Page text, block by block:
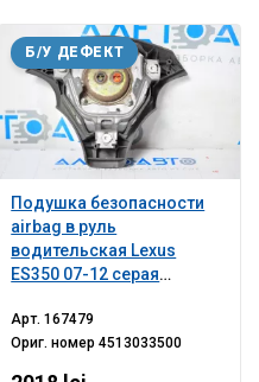
Подушка безопасности
airbag в руль
водительская Lexus
ES350 07-12 серая
пиропатрон
Б/У ДЕФЕКТ
Арт.167479
Ориг. номер4513033500